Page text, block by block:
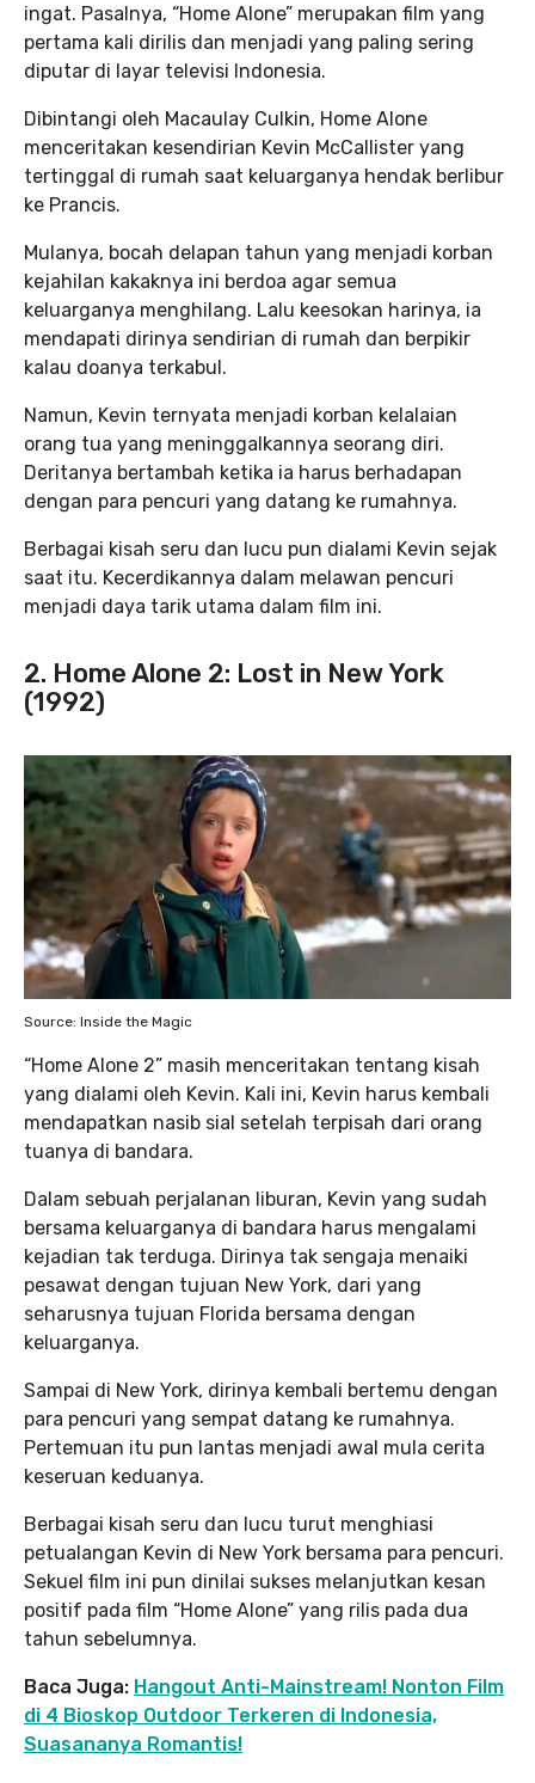
ingat. Pasalnya, “Home Alone” merupakan film yang
pertama kali dirilis dan menjadi yang paling sering
diputar di layar televisi Indonesia.
Dibintangi oleh Macaulay Culkin, Home Alone
menceritakan kesendirian Kevin McCallister yang
tertinggal di rumah saat keluarganya hendak berlibur
ke Prancis.
Mulanya, bocah delapan tahun yang menjadi korban
kejahilan kakaknya ini berdoa agar semua
keluarganya menghilang. Lalu keesokan harinya, ia
mendapati dirinya sendirian di rumah dan berpikir
kalau doanya terkabul.
Namun, Kevin ternyata menjadi korban kelalaian
orang tua yang meninggalkannya seorang diri.
Deritanya bertambah ketika ia harus berhadapan
dengan para pencuri yang datang ke rumahnya.
Berbagai kisah seru dan lucu pun dialami Kevin sejak
saat itu. Kecerdikannya dalam melawan pencuri
menjadi daya tarik utama dalam film ini.
2. Home Alone 2: Lost in New York
(1992)
Source: Inside the Magic
“Home Alone 2” masih menceritakan tentang kisah
yang dialami oleh Kevin. Kali ini, Kevin harus kembali
mendapatkan nasib sial setelah terpisah dari orang
tuanya di bandara.
Dalam sebuah perjalanan liburan, Kevin yang sudah
bersama keluarganya di bandara harus mengalami
kejadian tak terduga. Dirinya tak sengaja menaiki
pesawat dengan tujuan New York, dari yang
seharusnya tujuan Florida bersama dengan
keluarganya.
Sampai di New York, dirinya kembali bertemu dengan
para pencuri yang sempat datang ke rumahnya.
Pertemuan itu pun lantas menjadi awal mula cerita
keseruan keduanya.
Berbagai kisah seru dan lucu turut menghiasi
petualangan Kevin di New York bersama para pencuri.
Sekuel film ini pun dinilai sukses melanjutkan kesan
positif pada film “Home Alone” yang rilis pada dua
tahun sebelumnya.
Baca Juga: Hangout Anti-Mainstream! Nonton Film
di 4 Bioskop Outdoor Terkeren di Indonesia,
Suasananya Romantis!